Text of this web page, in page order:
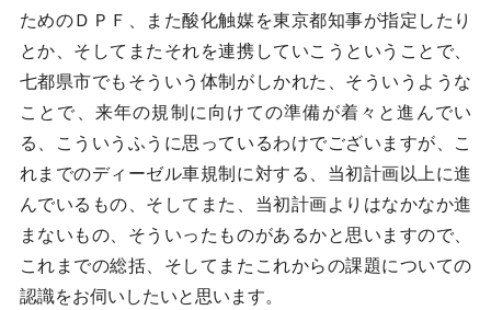
ためのＤＰＦ、また酸化触媒を東京都知事が指定したり
とか、そしてまたそれを連携していこうということで、
七都県市でもそういう体制がしかれた、そういうような
ことで、来年の規制に向けての準備が着々と進んでい
る、こういうふうに思っているわけでございますが、こ
れまでのディーゼル車規制に対する、当初計画以上に進
んでいるもの、そしてまた、当初計画よりはなかなか進
まないもの、そういったものがあるかと思いますので、
これまでの総括、そしてまたこれからの課題についての
認識をお伺いしたいと思います。